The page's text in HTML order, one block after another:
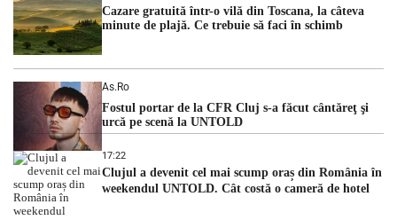
Cazare gratuită într-o vilă din Toscana, la câteva
minute de plajă. Ce trebuie să faci în schimb
As.ro
Fostul portar de la CFR Cluj s-a făcut cântăreţ şi
urcă pe scenă la UNTOLD
17:22
Clujul a devenit cel mai scump oraș din România în
weekendul UNTOLD. Cât costă o cameră de hotel